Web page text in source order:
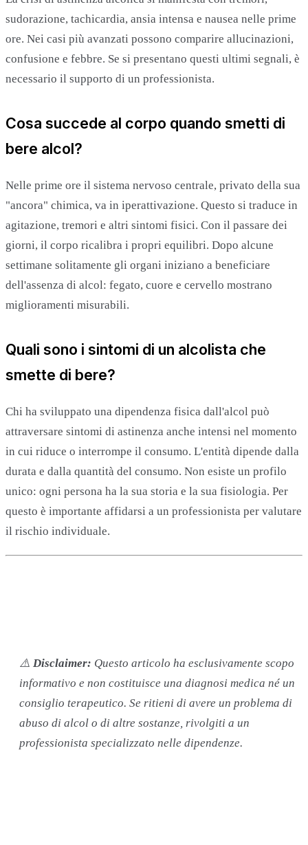
sudorazione, tachicardia, ansia intensa e nausea nelle prime
ore. Nei casi più avanzati possono comparire allucinazioni,
confusione e febbre. Se si presentano questi ultimi segnali, è
necessario il supporto di un professionista.
Cosa succede al corpo quando smetti di
bere alcol?
Nelle prime ore il sistema nervoso centrale, privato della sua
"ancora" chimica, va in iperattivazione. Questo si traduce in
agitazione, tremori e altri sintomi fisici. Con il passare dei
giorni, il corpo ricalibra i propri equilibri. Dopo alcune
settimane solitamente gli organi iniziano a beneficiare
dell'assenza di alcol: fegato, cuore e cervello mostrano
miglioramenti misurabili.
Quali sono i sintomi di un alcolista che
smette di bere?
Chi ha sviluppato una dipendenza fisica dall'alcol può
attraversare sintomi di astinenza anche intensi nel momento
in cui riduce o interrompe il consumo. L'entità dipende dalla
durata e dalla quantità del consumo. Non esiste un profilo
unico: ogni persona ha la sua storia e la sua fisiologia. Per
questo è importante affidarsi a un professionista per valutare
il rischio individuale.
⚠️ Disclaimer: Questo articolo ha esclusivamente scopo
informativo e non costituisce una diagnosi medica né un
consiglio terapeutico. Se ritieni di avere un problema di
abuso di alcol o di altre sostanze, rivolgiti a un
professionista specializzato nelle dipendenze.